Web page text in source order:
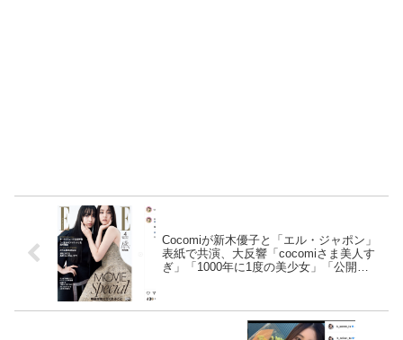
Cocomiが新木優子と「エル・ジャポン」
表紙で共演、大反響「cocomiさま美人す
ぎ」「1000年に1度の美少女」「公開処